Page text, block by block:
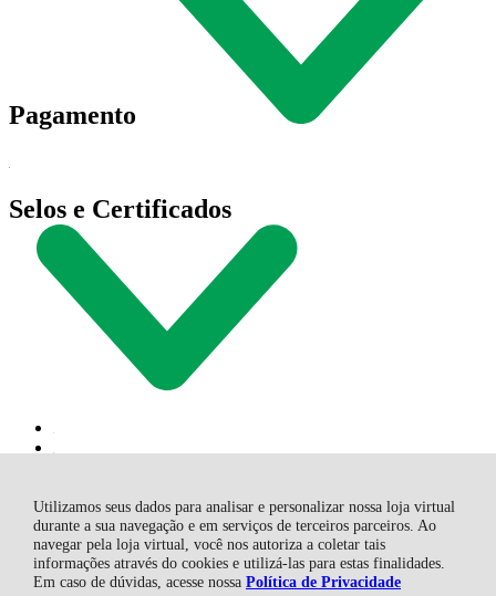
Utilizamos seus dados para analisar e personalizar nossa loja virtual
durante a sua navegação e em serviços de terceiros parceiros. Ao
navegar pela loja virtual, você nos autoriza a coletar tais
informações através do cookies e utilizá-las para estas finalidades.
Em caso de dúvidas, acesse nossa Política de Privacidade
Pagamento
Selos e Certificados
Lewe Com. De Utilidades Domésticas Eireli, Rod. SC 108 - 10.856
- Represa - 88750-000 - Braço do Norte - Santa Catarina - SC